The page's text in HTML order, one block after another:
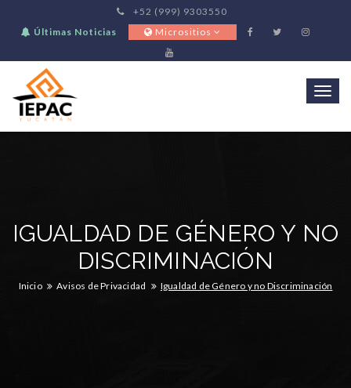
+52 (999) 9303550
Últimas Noticias
Micrositios
IGUALDAD DE GÉNERO Y NO
DISCRIMINACIÓN
Inicio Avisos de Privacidad Igualdad de Género y no Discriminación